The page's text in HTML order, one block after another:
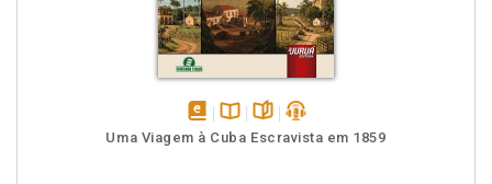
disponívelDisponível
páginaspodcast
Uma Viagem à Cuba Escravista em 1859